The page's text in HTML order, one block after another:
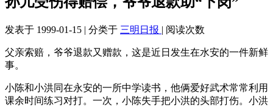
发表于 1999-01-15 | 分类于 三明日报 | 阅读次数
父亲索赔，爷爷退款又赠款，这是近日发生在水安的一件新鲜
事。
小陈和小洪同在永安的一所中学读书，他俩爱好武术常常利用
课余时间练习对打。一次，小陈失手把小洪的头部打伤。小洪